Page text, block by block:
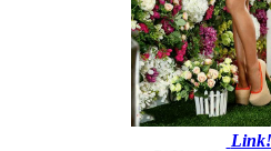
Link!